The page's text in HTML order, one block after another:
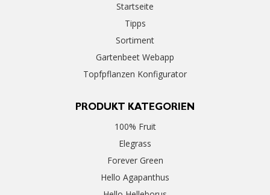
Startseite
Tipps
Sortiment
Gartenbeet Webapp
Topfpflanzen Konfigurator
PRODUKT KATEGORIEN
100% Fruit
Elegrass
Forever Green
Hello Agapanthus